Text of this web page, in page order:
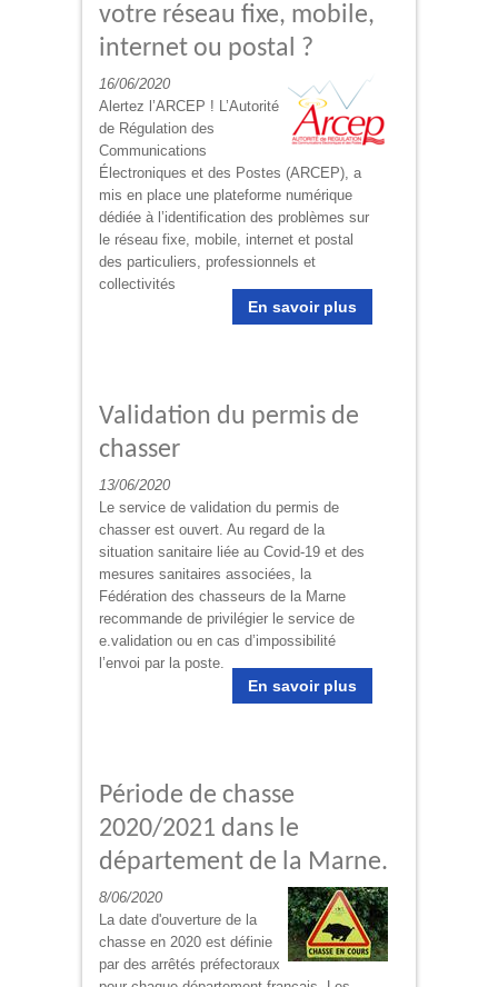
votre réseau fixe, mobile,
internet ou postal ?
16/06/2020
Alertez l’ARCEP ! L’Autorité
de Régulation des
Communications
Électroniques et des Postes (ARCEP), a
mis en place une plateforme numérique
dédiée à l’identification des problèmes sur
le réseau fixe, mobile, internet et postal
des particuliers, professionnels et
collectivités
En savoir plus
Validation du permis de
chasser
13/06/2020
Le service de validation du permis de
chasser est ouvert. Au regard de la
situation sanitaire liée au Covid-19 et des
mesures sanitaires associées, la
Fédération des chasseurs de la Marne
recommande de privilégier le service de
e.validation ou en cas d’impossibilité
l’envoi par la poste.
En savoir plus
Période de chasse
2020/2021 dans le
département de la Marne.
8/06/2020
La date d'ouverture de la
chasse en 2020 est définie
par des arrêtés préfectoraux